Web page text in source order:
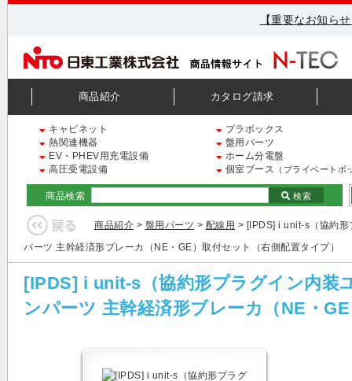
【重要なお知ら
商品紹介 カタログ請求
キャビネット
プラボックス
熱関連機器
盤用パーツ
EV・PHEV用充電設備
ホーム分電盤
高圧受電設備
個室ブース （プライベートボ
商品検索 検索
商品紹介 > 盤用パーツ > 配線用 > [IPDS] i unit-s（協約形
パーツ 主幹経済形ブレーカ（NE・GE）取付セット（右側配置タイプ）
[IPDS] i unit-s（協約形プラグイン内装
ンパーツ 主幹経済形ブレーカ（NE・